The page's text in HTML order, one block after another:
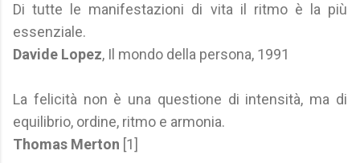
Di tutte le manifestazioni di vita il ritmo è la più
essenziale.
Davide Lopez, Il mondo della persona, 1991
La felicità non è una questione di intensità, ma di
equilibrio, ordine, ritmo e armonia.
Thomas Merton [1]